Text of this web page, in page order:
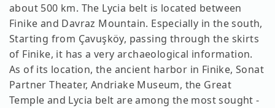
about 500 km. The Lycia belt is located between
Finike and Davraz Mountain. Especially in the south,
Starting from Çavuşköy, passing through the skirts
of Finike, it has a very archaeological information.
As of its location, the ancient harbor in Finike, Sonat
Partner Theater, Andriake Museum, the Great
Temple and Lycia belt are among the most sought -